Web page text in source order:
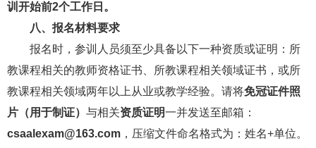
训开始前2个工作日。
八、报名材料要求
报名时，参训人员须至少具备以下一种资质或证明：所
教课程相关的教师资格证书、所教课程相关领域证书，或所
教课程相关领域两年以上从业或教学经验。请将免冠证件照
片（用于制证） 与相关资质证明一并发送至邮箱：
csaalexam@163.com ，压缩文件命名格式为：姓名+单位。